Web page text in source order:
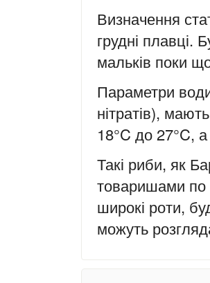
Визначення
грудні плавці.
мальків поки
Параметри
нітратів),
18°C до 27°C,
Такі риби, як
товаришами по
широкі роти,
можуть